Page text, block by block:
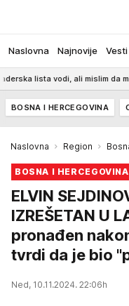
Naslovna Najnovije Vesti
lista vodi, ali mislim da
BOSNA I HERCEGOVINA
Naslovna Region
BOSNA I HERCEGOVINA
ELVIN
IZREŠETAN U
pronađen
tvrdi da je bio
Ned, 10.11.2024. 22:06h